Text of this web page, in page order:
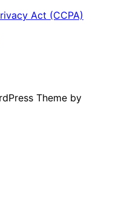
Act (CCPA)
Theme by